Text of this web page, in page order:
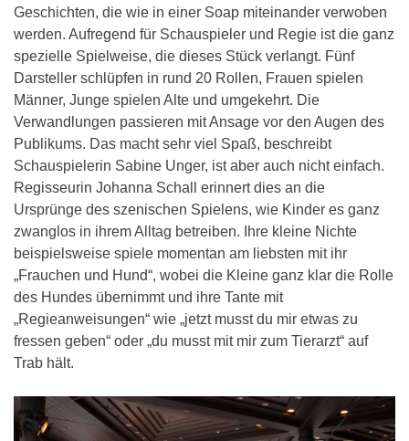
Geschichten, die wie in einer Soap miteinander verwoben
werden. Aufregend für Schauspieler und Regie ist die ganz
spezielle Spielweise, die dieses Stück verlangt. Fünf
Darsteller schlüpfen in rund 20 Rollen, Frauen spielen
Männer, Junge spielen Alte und umgekehrt. Die
Verwandlungen passieren mit Ansage vor den Augen des
Publikums. Das macht sehr viel Spaß, beschreibt
Schauspielerin Sabine Unger, ist aber auch nicht einfach.
Regisseurin Johanna Schall erinnert dies an die
Ursprünge des szenischen Spielens, wie Kinder es ganz
zwanglos in ihrem Alltag betreiben. Ihre kleine Nichte
beispielsweise spiele momentan am liebsten mit ihr
„Frauchen und Hund“, wobei die Kleine ganz klar die Rolle
des Hundes übernimmt und ihre Tante mit
„Regieanweisungen“ wie „jetzt musst du mir etwas zu
fressen geben“ oder „du musst mit mir zum Tierarzt“ auf
Trab hält.